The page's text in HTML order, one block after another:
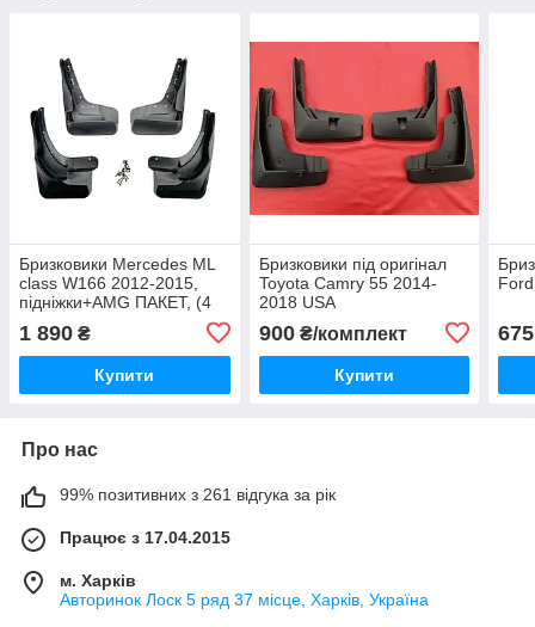
Бризковики Mercedes ML
class W166 2012-2015,
підніжки+AMG ПАКЕТ, (4
1 890 ₴
Купити
Бризковики під оригінал
Toyota Camry 55 2014-
2018 USA
900₴/комплект
Купити
675
Про нас
99% позитивних з 261 відгука за рік
Працює з 17.04.2015
м. Харків
Авторинок Лоск 5 ряд 37 місце, Харків, Україна